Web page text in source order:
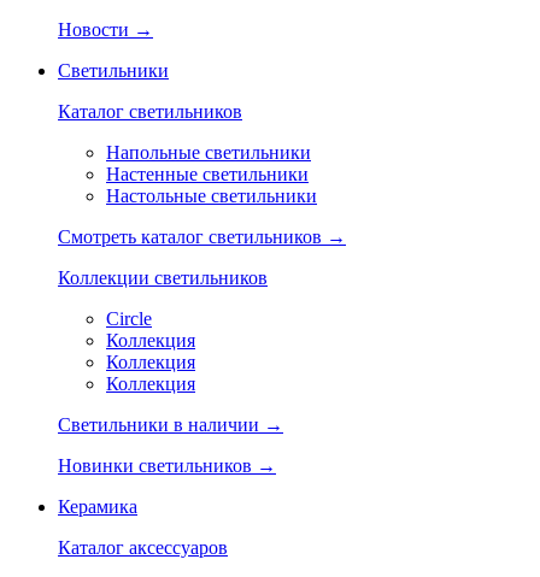
Новости →
Светильники
Каталог светильников
Напольные светильники
Настенные светильники
Настольные светильники
Смотреть каталог светильников →
Коллекции светильников
Circle
Коллекция
Коллекция
Коллекция
Светильники в наличии →
Новинки светильников →
Керамика
Каталог аксессуаров